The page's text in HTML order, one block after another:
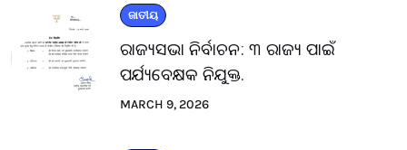
ଜାତୀୟ
ରାଜ୍ୟସଭା ନିର୍ବାଚନ: ୩ ରାଜ୍ୟ ପାଇଁ
ପର୍ଯ୍ୟବେକ୍ଷକ ନିଯୁକ୍ତ.
MARCH 9, 2026